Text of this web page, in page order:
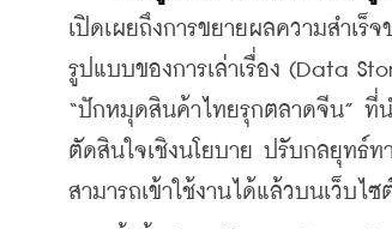
เปิดเผยถึงการขยายผลความสำเร็
รูปแบบของการเล่าเรื่อง (Data
“ปักหมุดสินค้าไทยรุกตลาดจีน” ที่
ตัดสินใจเชิงนโยบาย ปรับกลยุทธ์ท
สามารถเข้าใช้งานได้แล้วบนเว็บไ